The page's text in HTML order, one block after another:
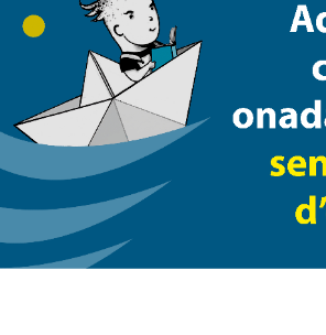
(Premi Joan Castelló
dia 547
(Planeta -
en publicacions com
Valencianes
col·laborador
responsable de la